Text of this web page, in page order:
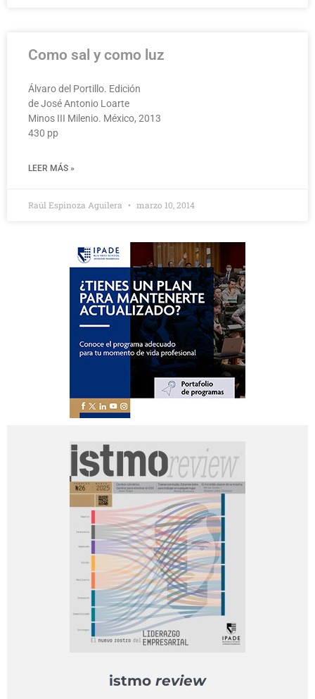
Como sal y como luz
Álvaro del Portillo. Edición
de José Antonio Loarte
Minos III Milenio. México, 2013
430 pp
LEER MÁS »
Raúl Espinoza Aguilera marzo 10, 2014
istmo review